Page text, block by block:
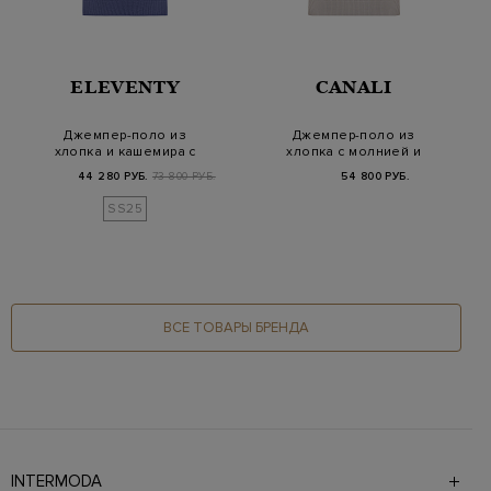
ELEVENTY
Джемпер-поло из
хлопка и кашемира с
44 280 РУБ. 73 800 РУБ.
SS25
CANALI
Джемпер-поло из
хлопка с молнией и
54 800 РУБ.
ВСЕ ТОВАРЫ БРЕНДА
INTERMODA